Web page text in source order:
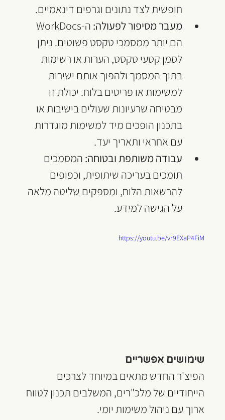
חופשית לצד נתונים וגרפים דינאמיים.
מעבר מסיפור לפעולה:
ה-WorkDocs
הם יותר ממסמכי טקסט פשוטים. ניתן
לסמן קטעי טקסט, הערות או רשימות
בתוך המסמך ולהפוך אותם ישירות
למשימות או פריטים בלוח. יכולת זו
מבטיחה שרעיונות שעולים בישיבות או
בתכנון הופכים מיד למשימות מוגדרות
עם אחראי ותאריך יעד.
עבודה משותפת ובטוחה: המסמכים
תומכים בעריכה שיתופית, וכפופים
להרשאות הלוח, ומספקים שליטה מלאה
על הגישה למידע.
https://youtu.be/vr9EXaP4FiM
שימושים אפשריים
הפיצ'ר החדש מתאים במיוחד לצרכים
הייחודיים של מלכ"רים, המשלבים תכנון לטווח
ארוך עם ניהול משימות יומי.